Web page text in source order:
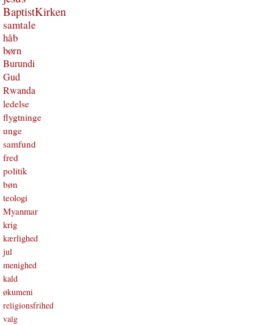
BaptistKirken
samtale
håb
børn
Burundi
Gud
Rwanda
ledelse
flygtninge
unge
samfund
fred
politik
bøn
teologi
Myanmar
krig
kærlighed
jul
menighed
kald
økumeni
religionsfrihed
valg